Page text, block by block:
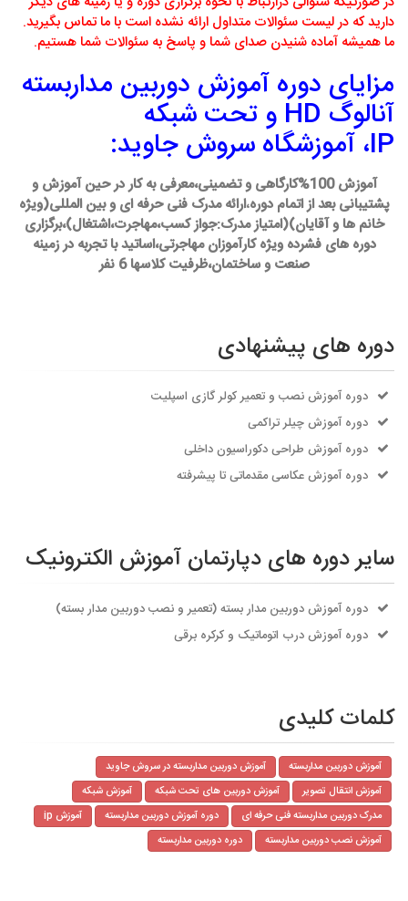
دارید که در لیست سئوالات متداول ارائه نشده است با ما تماس بگیرید.
ما همیشه آماده شنیدن صدای شما و پاسخ به سئوالات شما هستیم.
مزایای دوره آموزش دوربین مداربسته
آنالوگ HD و تحت شبکه
IP، آموزشگاه سروش جاوید:
آموزش 100%کارگاهی و تضمینی،معرفی به کار در حین آموزش و
پشتیبانی بعد از اتمام دوره،ارائه مدرک فنی حرفه ای و بین المللی(ویژه
خانم ها و آقایان)(امتیاز مدرک:جواز کسب،مهاجرت،اشتغال)،برگزاری
دوره های فشرده ویژه کارآموزان مهاجرتی،اساتید با تجربه در زمینه
صنعت و ساختمان،ظرفیت کلاسها 6 نفر
دوره های پیشنهادی
دوره آموزش نصب و تعمیر کولر گازی اسپلیت
دوره آموزش چیلر تراکمی
دوره آموزش طراحی دکوراسیون داخلی
دوره آموزش عکاسی مقدماتی تا پیشرفته
سایر دوره های دپارتمان آموزش الکترونیک
دوره آموزش دوربین مدار بسته (تعمیر و نصب دوربین مدار بسته)
دوره آموزش درب اتوماتیک و کرکره برقی
کلمات کلیدی
آموزش دوربین مداربسته
آموزش دوربین مداربسته در سروش جاوید
آموزش انتقال تصویر
آموزش دوربین های تحت شبکه
آموزش شبکه
مدرک دوربین مداربسته فنی حرفه ای
دوره آموزش دوربین مداربسته
آموزش ip
آموزش نصب دوربین مداربسته
دوره دوربین مداربسته